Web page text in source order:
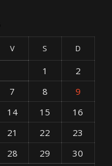
V S D
1
2
7 8
9
14 15
16
21 22
23
28 29
30